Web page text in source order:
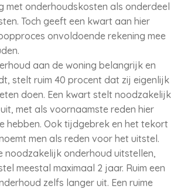
met onderhoudskosten als onderdeel
Toch geeft een kwart aan hier
onvoldoende rekening mee
aan de woning belangrijk en
stelt ruim 40 procent dat zij eigenlijk
doen. Een kwart stelt noodzakelijk
met als voornaamste reden hier
hebben. Ook tijdgebrek en het tekort
men als reden voor het uitstel.
noodzakelijk onderhoud uitstellen,
meestal maximaal 2 jaar. Ruim een
zelfs langer uit. Een ruime